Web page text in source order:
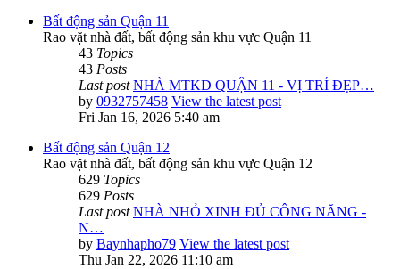
Bất động sản Quận 11
Rao vặt nhà đất, bất động sản khu vực Quận 11
43 Topics
43 Posts
Last post NHÀ MTKD QUẬN 11 - VỊ TRÍ ĐẸP…
by 0932757458 View the latest post
Fri Jan 16, 2026 5:40 am
Bất động sản Quận 12
Rao vặt nhà đất, bất động sản khu vực Quận 12
629 Topics
629 Posts
Last post NHÀ NHỎ XINH ĐỦ CÔNG NĂNG -
N…
by Baynhapho79 View the latest post
Thu Jan 22, 2026 11:10 am